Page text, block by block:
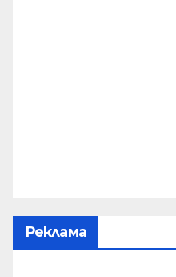
Реклама